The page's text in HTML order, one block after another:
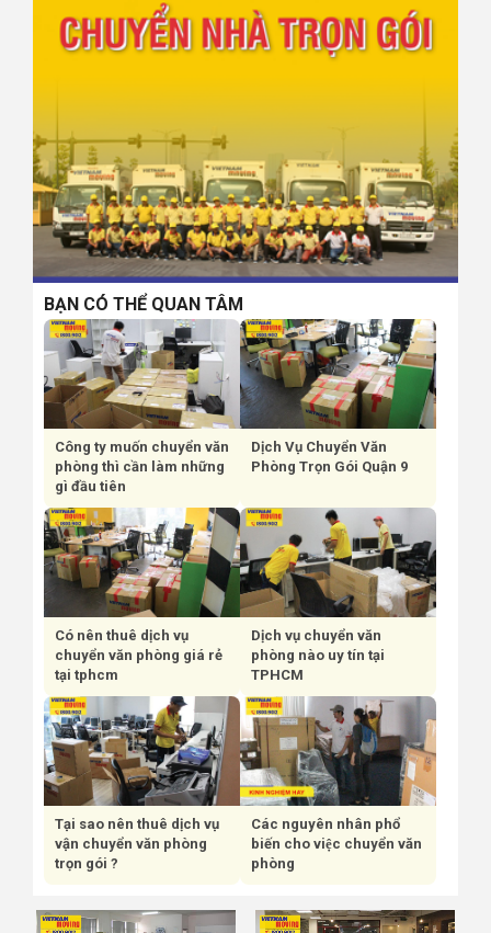
BẠN CÓ THỂ QUAN TÂM
Công ty muốn chuyển văn
phòng thì cần làm những
gì đầu tiên
Dịch Vụ Chuyển Văn
Phòng Trọn Gói Quận 9
Có nên thuê dịch vụ
chuyển văn phòng giá rẻ
tại tphcm
Dịch vụ chuyển văn
phòng nào uy tín tại
TPHCM
Tại sao nên thuê dịch vụ
vận chuyển văn phòng
trọn gói ?
Các nguyên nhân phổ
biến cho việc chuyển văn
phòng